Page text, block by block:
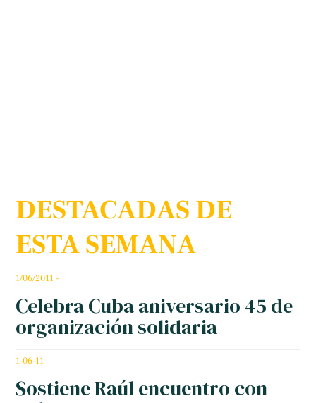
DESTACADAS DE
ESTA SEMANA
1/06/2011 –
Celebra Cuba aniversario 45 de
organización solidaria
1-06-11
Sostiene Raúl encuentro con